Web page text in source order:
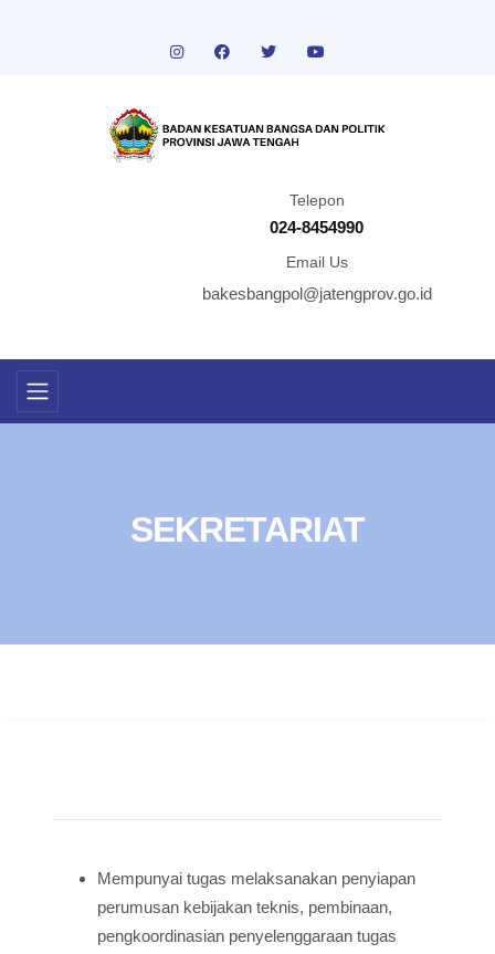
Telepon
024-8454990
Email Us
bakesbangpol@jatengprov.go.id
SEKRETARIAT
Mempunyai tugas melaksanakan penyiapan
perumusan kebijakan teknis, pembinaan,
pengkoordinasian penyelenggaraan tugas